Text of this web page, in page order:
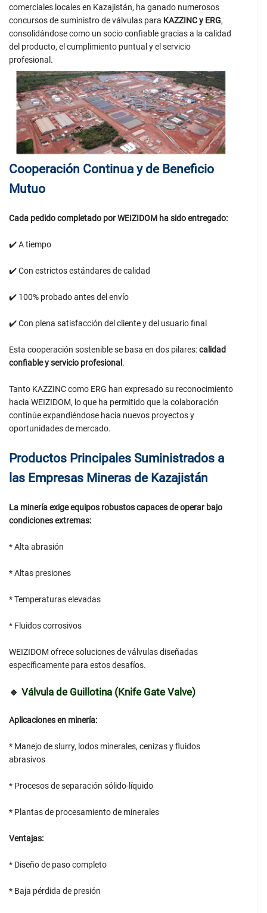
comerciales locales en Kazajistán, ha ganado numerosos
concursos de suministro de válvulas para KAZZINC y ERG,
consolidándose como un socio confiable gracias a la calidad
del producto, el cumplimiento puntual y el servicio
profesional.
Cooperación Continua y de Beneficio
Mutuo
Cada pedido completado por WEIZIDOM ha sido entregado:
✔️ A tiempo
✔️ Con estrictos estándares de calidad
✔️ 100% probado antes del envío
✔️ Con plena satisfacción del cliente y del usuario final
Esta cooperación sostenible se basa en dos pilares:calidad
confiable y servicio profesional .
Tanto KAZZINC como ERG han expresado su reconocimiento
hacia WEIZIDOM, lo que ha permitido que la colaboración
continúe expandiéndose hacia nuevos proyectos y
oportunidades de mercado.
Productos Principales Suministrados a
las Empresas Mineras de Kazajistán
La minería exige equipos robustos capaces de operar bajo
condiciones extremas:
* Alta abrasión
* Altas presiones
* Temperaturas elevadas
* Fluidos corrosivos
WEIZIDOM ofrece soluciones de válvulas diseñadas
específicamente para estos desafíos.
🔹 Válvula de Guillotina (Knife Gate Valve)
Aplicaciones en minería:
* Manejo de slurry, lodos minerales, cenizas y fluidos
abrasivos
* Procesos de separación sólido-líquido
* Plantas de procesamiento de minerales
Ventajas:
* Diseño de paso completo
* Baja pérdida de presión